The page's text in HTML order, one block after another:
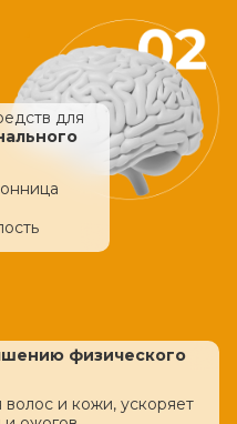
для
физического
и кожи, ускоряет